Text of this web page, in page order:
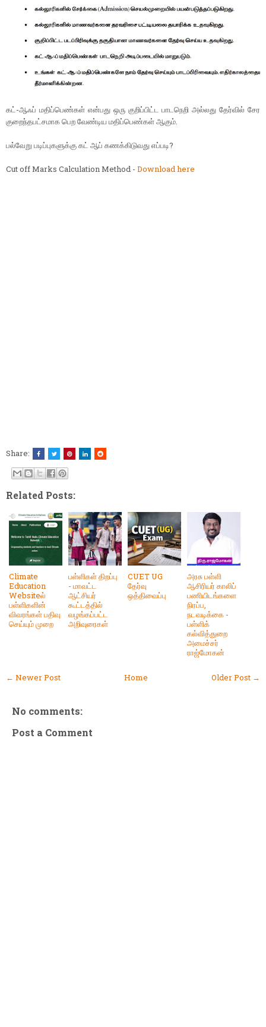
கட்-ஆஃப் மதிப்பெண்கள் என்பது ஒரு குறிப்பிட்ட பாடநெறி அல்லது தேர்வில் சேர
குறைந்தபட்சமாக பெற வேண்டிய மதிப்பெண்கள் ஆகும்.
பல்வேறு படிப்புகளுக்கு கட் ஆப் கணக்கிடுவது எப்படி?
Cut off Marks Calculation Method - Download here
Share:
Related Posts:
Climate
Education
Websiteல்
பள்ளிகளின்
விவரங்கள் பதிவு
செய்யும் முறை
பள்ளிகள் திறப்பு
- மாவட்ட
ஆட்சியர்
கூட்டத்தில்
வழங்கப்பட்ட
அறிவுரைகள்
CUET UG
தேர்வு
ஒத்திவைப்பு
அரசு பள்ளி
ஆசிரியர் காலிப்
பணியிடங்களை
நிரப்ப,
நடவடிக்கை -
பள்ளிக்
கல்வித்துறை
அமைச்சர்
ராஜ்மோகன்
← Newer Post Older Post →
Home
No comments:
Post a Comment